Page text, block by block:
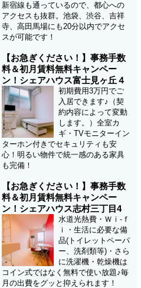
新宿線も通っているので、都心への
アクセスも抜群。池袋、渋谷、吉祥
寺、高田馬場にも20分以内でアクセ
スが可能です！
【お急ぎください！】事務手数
料＆初月賃料無料キャンペー
ン！シェアハウス富士見ヶ丘４
初期費用3万円でご
入居できます♪（契
約内容によって変動
します。）全室カ
ギ・TVモニターイン
ターホン付きでセキュリティも安
心！明るい物件で統一感のある家具
も完備！
【お急ぎください！】事務手数
料＆初月賃料無料キャンペー
ン！シェアハウス志村三丁目4
水道光熱費・Ｗｉ-ｆ
ｉ・生活に必要な備
品(トイレットペーパ
ー、洗剤類等)・さら
に洗濯機・乾燥機は
コイン式ではなく無料で使い放題♪毎
月の出費をグッと抑えられます！